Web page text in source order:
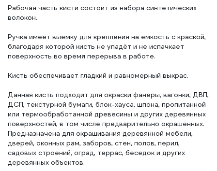
Рабочая часть кисти состоит из набора синтетических
волокон.
Ручка имеет выемку для крепления на емкость с краской,
благодаря которой кисть не упадёт и не испачкает
поверхность во время перерыва в работе.
Кисть обеспечивает гладкий и равномерный выкрас.
Данная кисть подходит для окраски фанеры, вагонки, ДВП,
ДСП, текстурной бумаги, блок-хауса, шпона, пропитанной
или термообработанной древесины и других деревянных
поверхностей, в том числе предварительно окрашенных.
Предназначена для окрашивания деревянной мебели,
дверей, оконных рам, заборов, стен, полов, перил,
садовых строений, оград, террас, беседок и других
деревянных объектов.